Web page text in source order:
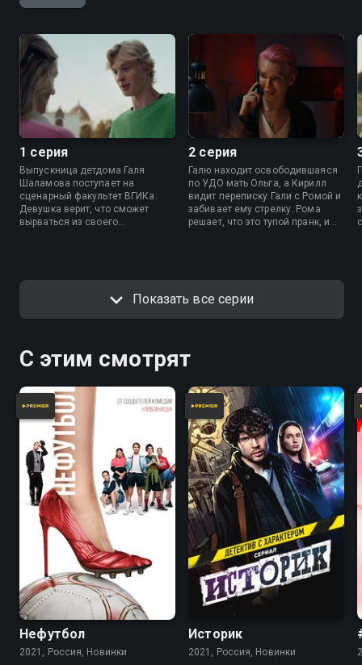
1 серия
Выпускница детдома Галя
Шаламова поступает на
сценарный факультет ВГИКа.
Девушка верит, что сможет
вырваться из своего
видит провокационный стрим
мажора Ромы, то влюбляется в
2 серия
Галю находит освободившаяся
по УДО мать Ольга, а Кирилл
видит переписку Гали с Ромой и
забивает ему стрелку. Рома
решает, что это тупой пранк, и
просит Миху сообщить девушке,
Показать все серии
С этим смотрят
Нефутбол
2021, Россия, Новинки
Историк
2021, Россия, Новинки